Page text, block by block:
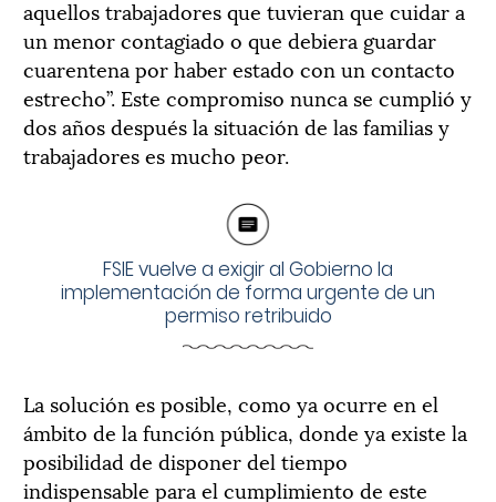
aquellos trabajadores que tuvieran que cuidar a
un menor contagiado o que debiera guardar
cuarentena por haber estado con un contacto
estrecho”. Este compromiso nunca se cumplió y
dos años después la situación de las familias y
trabajadores es mucho peor.
FSIE vuelve a exigir al Gobierno la
implementación de forma urgente de un
permiso retribuido
La solución es posible, como ya ocurre en el
ámbito de la función pública, donde ya existe la
posibilidad de disponer del tiempo
indispensable para el cumplimiento de este